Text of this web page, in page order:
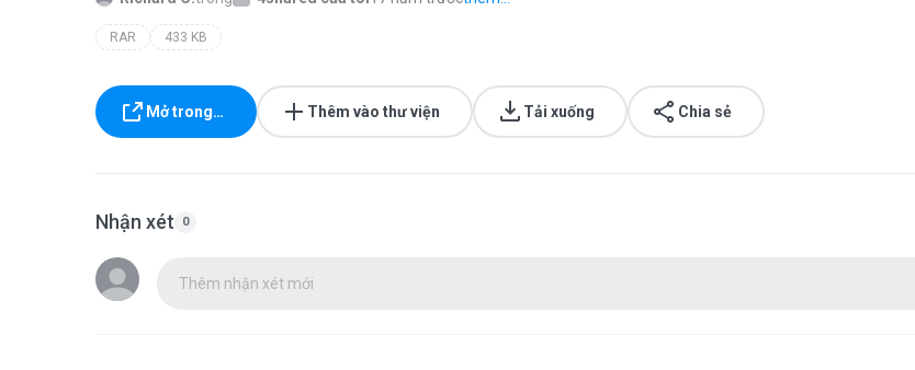
RAR 433 KB
Mở trong… Thêm vào thư viện Tải xuống Chia sẻ
Nhận xét 0
Thêm nhận xét mới